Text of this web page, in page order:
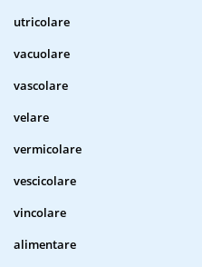
utricolare
vacuolare
vascolare
velare
vermicolare
vescicolare
vincolare
alimentare